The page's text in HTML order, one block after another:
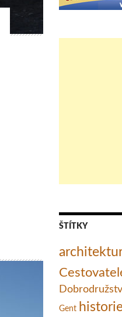
okolí města Kos
ŠTÍTKY
Gent